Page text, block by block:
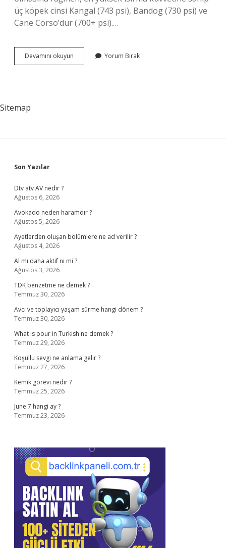
üç köpek cinsi Kangal (743 psi), Bandog (730 psi) ve
Cane Corso’dur (700+ psi).…
Devamını okuyun
Tehlikeli
Yorum Bırak
Sitemap
Sidebar
Son Yazılar
Dtv atv AV nedir ?
Ağustos 6, 2026
Avokado neden haramdır ?
Ağustos 5, 2026
Ayetlerden oluşan bölümlere ne ad verilir ?
Ağustos 4, 2026
Al mı daha aktif ni mi ?
Ağustos 3, 2026
TDK benzetme ne demek ?
Temmuz 30, 2026
Avcı ve toplayıcı yaşam sürme hangi dönem ?
Temmuz 30, 2026
What is pour in Turkish ne demek ?
Temmuz 29, 2026
Koşullu sevgi ne anlama gelir ?
Temmuz 27, 2026
Kemik görevi nedir ?
Temmuz 25, 2026
June 7 hangi ay ?
Temmuz 23, 2026